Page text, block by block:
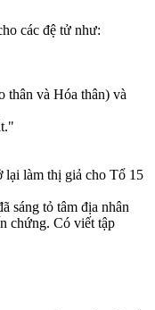
các đệ tử như:
thân và Hóa thân) và
lại làm thị giả cho Tổ 15
sáng tỏ tâm địa nhân
chứng. Có viết tập